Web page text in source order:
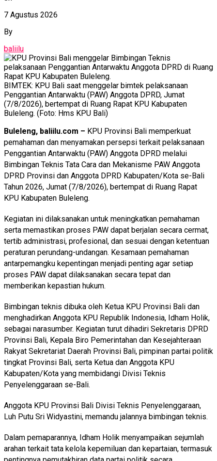
7 Agustus 2026
By
baliilu
BIMTEK: KPU Bali saat menggelar bimtek pelaksanaan
Penggantian Antarwaktu (PAW) Anggota DPRD, Jumat
(7/8/2026), bertempat di Ruang Rapat KPU Kabupaten
Buleleng. (Foto: Hms KPU Bali)
Buleleng, baliilu.com – KPU Provinsi Bali memperkuat
pemahaman dan menyamakan persepsi terkait pelaksanaan
Penggantian Antarwaktu (PAW) Anggota DPRD melalui
Bimbingan Teknis Tata Cara dan Mekanisme PAW Anggota
DPRD Provinsi dan Anggota DPRD Kabupaten/Kota se-Bali
Tahun 2026, Jumat (7/8/2026), bertempat di Ruang Rapat
KPU Kabupaten Buleleng.
Kegiatan ini dilaksanakan untuk meningkatkan pemahaman
serta memastikan proses PAW dapat berjalan secara cermat,
tertib administrasi, profesional, dan sesuai dengan ketentuan
peraturan perundang-undangan. Kesamaan pemahaman
antarpemangku kepentingan menjadi penting agar setiap
proses PAW dapat dilaksanakan secara tepat dan
memberikan kepastian hukum.
Bimbingan teknis dibuka oleh Ketua KPU Provinsi Bali dan
menghadirkan Anggota KPU Republik Indonesia, Idham Holik,
sebagai narasumber. Kegiatan turut dihadiri Sekretaris DPRD
Provinsi Bali, Kepala Biro Pemerintahan dan Kesejahteraan
Rakyat Sekretariat Daerah Provinsi Bali, pimpinan partai politik
tingkat Provinsi Bali, serta Ketua dan Anggota KPU
Kabupaten/Kota yang membidangi Divisi Teknis
Penyelenggaraan se-Bali.
Anggota KPU Provinsi Bali Divisi Teknis Penyelenggaraan,
Luh Putu Sri Widyastini, memandu jalannya bimbingan teknis.
Dalam pemaparannya, Idham Holik menyampaikan sejumlah
arahan terkait tata kelola kepemiluan dan kepartaian, termasuk